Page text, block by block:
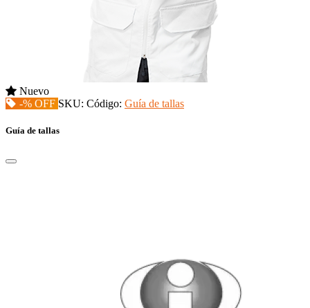
Nuevo
-% OFF SKU: Código: Guía de tallas
Guía de tallas